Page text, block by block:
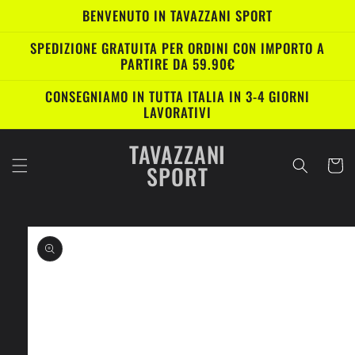
direttamenteBENVENUTO IN TAVAZZANI SPORT
SPEDIZIONE GRATUITA PER ORDINI CON IMPORTO A
PARTIRE DA 59.90€
CONSEGNIAMO IN TUTTA ITALIA IN 3-4 GIORNI
LAVORATIVI
TAVAZZANI
SPORT Carrello
Passa alle
informazioni
sul prodotto